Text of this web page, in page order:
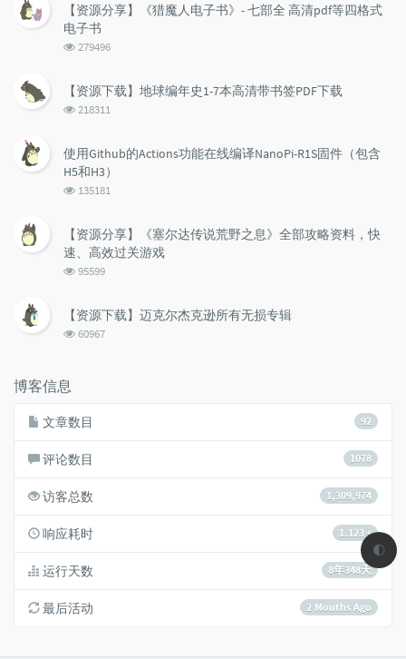
【资源分享】《猎魔人电子书》- 七部全 高清pdf等四格式
电子书
浏
数:
279496
【资源下载】地球编年史1-7本高清带书签PDF下载
浏
数:
218311
使用Github的Actions功能在线编译NanoPi-R1S固件（包含
H5和H3）
浏
数:
135181
【资源分享】《塞尔达传说荒野之息》全部攻略资料，快
速、高效过关游戏
浏
数:
95599
【资源下载】迈克尔杰克逊所有无损专辑
浏
60967
博客信息
92
文章数目
1078
评论数目
1,309,974
访客总数
1.123 s
响应耗时
8年348天
运行天数
2 Mouths Ago
最后活动
🌓